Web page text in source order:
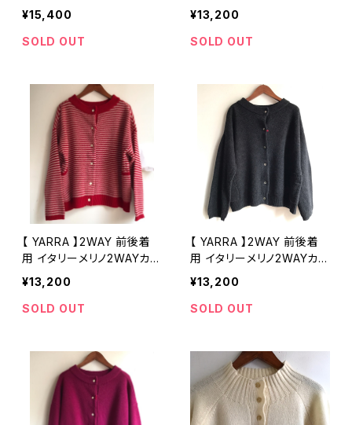
2-276 上質ウール【ヤラ】
¥15,400
SOLD OUT
ディガン プルオーバー グリ
ーン 1542-231 上質ウール
【ヤラ】
¥13,200
SOLD OUT
【 YARRA 】2WAY 前後着
用 イタリーメリノ2WAYカー
ディガン プルオーバー レッ
ドボーダー 1542-231 上質
ウール【ヤラ】
¥13,200
SOLD OUT
【 YARRA 】2WAY 前後着
用 イタリーメリノ2WAYカー
ディガン プルオーバー チャ
コール 1542-231 上質ウー
ル【ヤラ】
¥13,200
SOLD OUT